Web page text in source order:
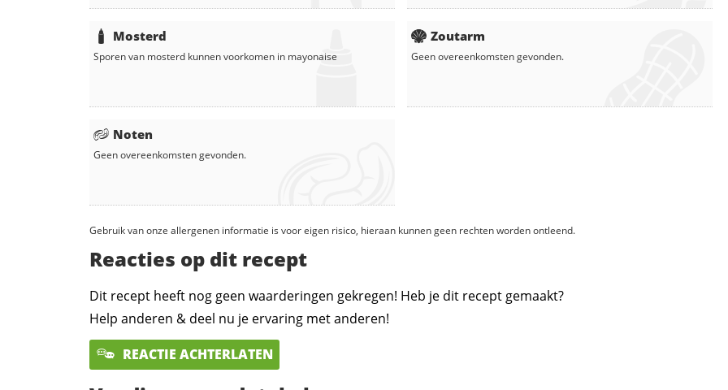
Mosterd
Sporen van mosterd kunnen voorkomen in mayonaise
Noten
Geen overeenkomsten gevonden.
Zoutarm
Geen overeenkomsten gevonden.
Gebruik van onze allergenen informatie is voor eigen risico, hieraan kunnen geen rechten worden ontleend.
Reacties op dit recept
Dit recept heeft nog geen waarderingen gekregen! Heb je dit recept gemaakt?
Help anderen & deel nu je ervaring met anderen!
REACTIE ACHTERLATEN